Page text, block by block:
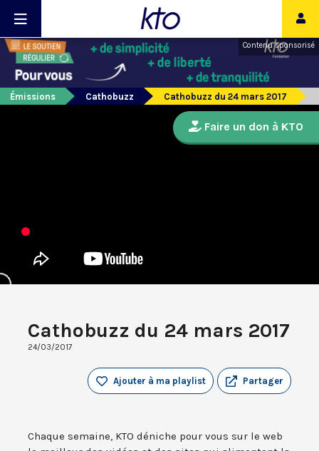
Contenu sponsorisé
Émissions Cathobuzz Cathobuzz du 24 mars 2017
Cathobuzz du 24 mars 2017
24/03/2017
Partager
Ajouter à ma playlist
Chaque semaine, KTO déniche pour vous sur le web
Faire un don à KTO